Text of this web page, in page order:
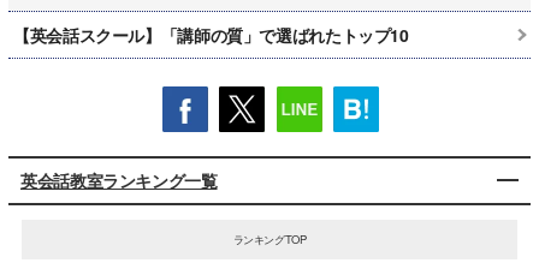
【英会話スクール】「講師の質」で選ばれたトップ10
英会話教室ランキング一覧
ランキングTOP